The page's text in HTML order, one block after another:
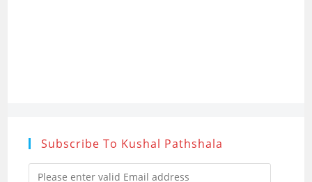
Subscribe To Kushal Pathshala
Please